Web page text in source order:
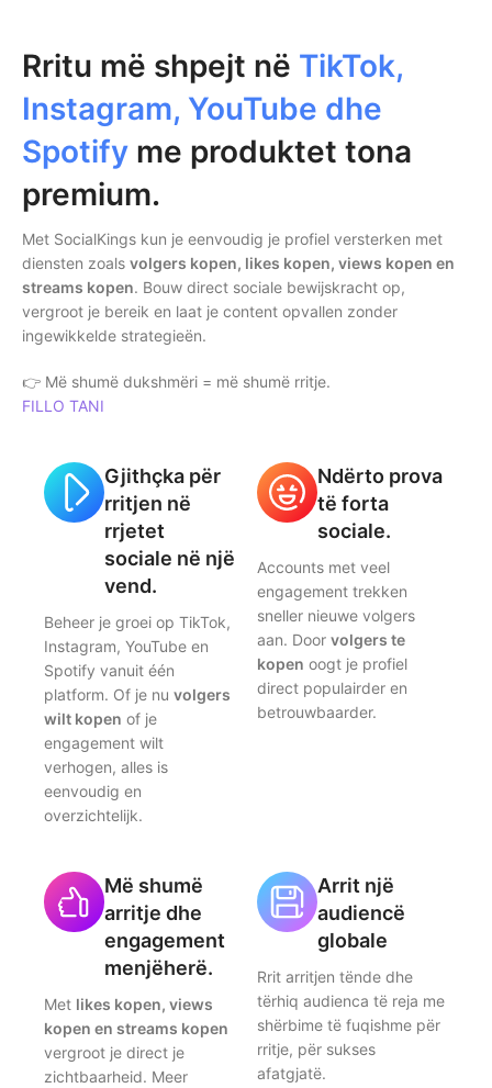
Rritu më shpejt në TikTok,
Instagram, YouTube dhe
Spotify me produktet tona
premium.
Met SocialKings kun je eenvoudig je profiel versterken met
diensten zoals volgers kopen, likes kopen, views kopen en
streams kopen. Bouw direct sociale bewijskracht op,
vergroot je bereik en laat je content opvallen zonder
ingewikkelde strategieën.
👉 Më shumë dukshmëri = më shumë rritje.
FILLO TANI
Gjithçka për
rritjen në
rrjetet
sociale në një
vend.
Beheer je groei op TikTok,
Instagram, YouTube en
Spotify vanuit één
platform. Of je nu volgers
wilt kopen of je
engagement wilt
verhogen, alles is
eenvoudig en
overzichtelijk.
Ndërto prova
të forta
sociale.
Accounts met veel
engagement trekken
sneller nieuwe volgers
aan. Door volgers te
kopen oogt je profiel
direct populairder en
betrouwbaarder.
Më shumë
arritje dhe
engagement
menjëherë.
Met likes kopen, views
kopen en streams kopen
vergroot je direct je
zichtbaarheid. Meer
Arrit një
audiencë
globale
Rrit arritjen tënde dhe
tërhiq audienca të reja me
shërbime të fuqishme për
rritje, për sukses
afatgjatë.